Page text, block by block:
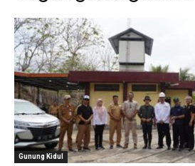
Gunung Kidul